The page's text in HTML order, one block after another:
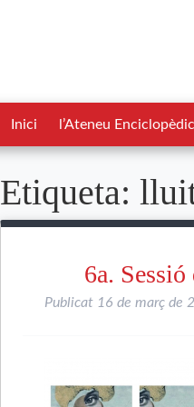
Inici l’Ateneu
Etiqueta:
6a.
Publicat 16 de març de